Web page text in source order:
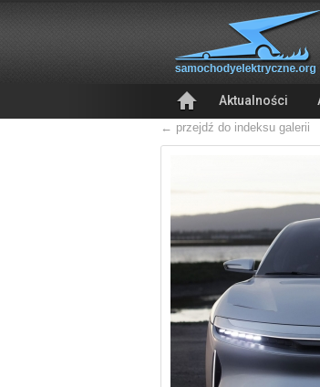
Aktualności
← przejdź do indeksu galerii